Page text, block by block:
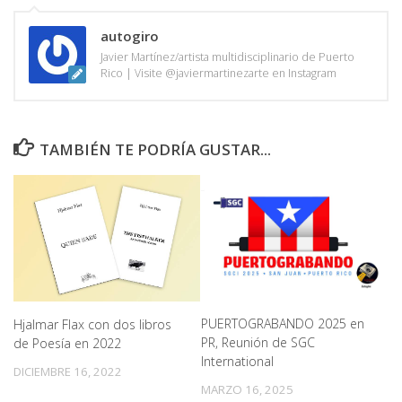
autogiro
Javier Martínez/artista multidisciplinario de Puerto
Rico | Visite @javiermartinezarte en Instagram
TAMBIÉN TE PODRÍA GUSTAR...
Hjalmar Flax con dos libros
de Poesía en 2022
DICIEMBRE 16, 2022
PUERTOGRABANDO 2025 en
PR, Reunión de SGC
International
MARZO 16, 2025